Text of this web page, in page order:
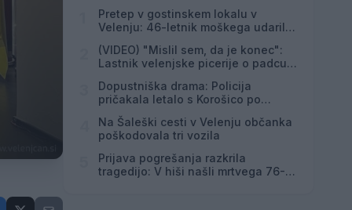
Pretep v gostinskem lokalu v
Velenju: 46-letnik moškega udaril s
(VIDEO) "Mislil sem, da je konec":
Lastnik velenjske picerije o padcu s
Dopustniška drama: Policija
pričakala letalo s Korošico po
Na Šaleški cesti v Velenju občanka
poškodovala tri vozila
Prijava pogrešanja razkrila
tragedijo: V hiši našli mrtvega 76-